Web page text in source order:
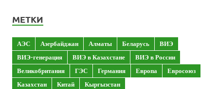
МЕТКИ
АЭС Азербайджан Алматы Беларусь
ВИЭ
ВИЭ-генерация
ВИЭ в Казахстане
ВИЭ в России
Великобритания
ГЭС Германия Европа
Евросоюз
Казахстан
Китай
Кыргызстан